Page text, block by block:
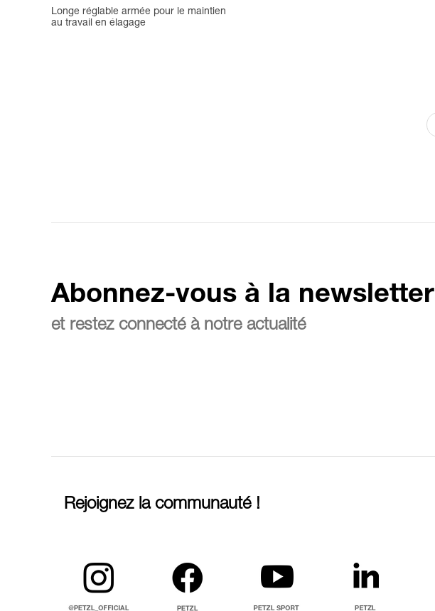
Longe réglable armée pour le maintien
au travail en élagage
Abonnez-vous à la newsletter
et restez connecté à notre actualité
Rejoignez la communauté !